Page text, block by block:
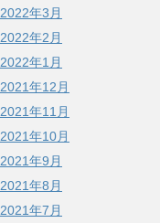
2022年3月
2022年2月
2022年1月
2021年12月
2021年11月
2021年10月
2021年9月
2021年8月
2021年7月